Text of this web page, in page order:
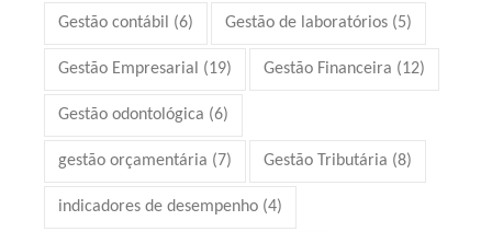
Gestão contábil (6) Gestão de laboratórios (5)
Gestão Empresarial (19) Gestão Financeira (12)
Gestão odontológica (6)
gestão orçamentária (7) Gestão Tributária (8)
indicadores de desempenho (4)